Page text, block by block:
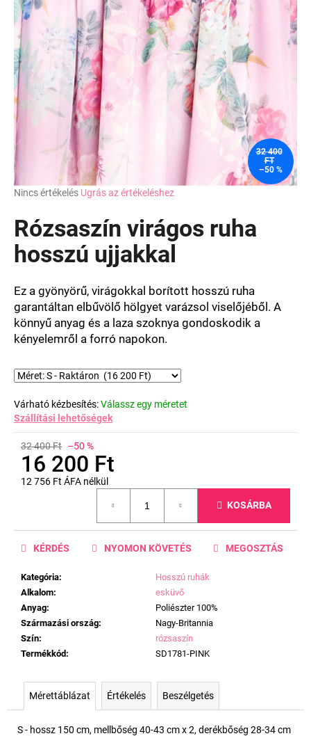
A
átlagos
értékelése
5-
csillag.
Nincs értékelés Ugrás az értékeléshez
Rózsaszín virágos ruha
hosszú ujjakkal
Ez a gyönyörű, virágokkal borított hosszú ruha
garantáltan elbűvölő hölgyet varázsol viselőjéből. A
könnyű anyag és a laza szoknya gondoskodik a
kényelemről a forró napokon.
Várható kézbesítés:Válassz egy méretet
Szállítási lehetőségek
32 400 Ft –50 %
16 200 Ft
12 756 Ft ÁFA nélkül
KOSÁRBA
Kategória:
Hosszú ruhák
Alkalom:
esküvő
Anyag:
Poliészter 100%
Származási ország:
Nagy-Britannia
Szín:
rózsaszín
Termékkód: SD1781-PINK
KÉRDÉS NYOMON KÖVETÉS MEGOSZTÁS
32 400
FT
–50 %
Mérettáblázat Értékelés Beszélgetés
S - hossz 150 cm, mellbőség 40-43 cm x 2, derékbőség 28-34 cm